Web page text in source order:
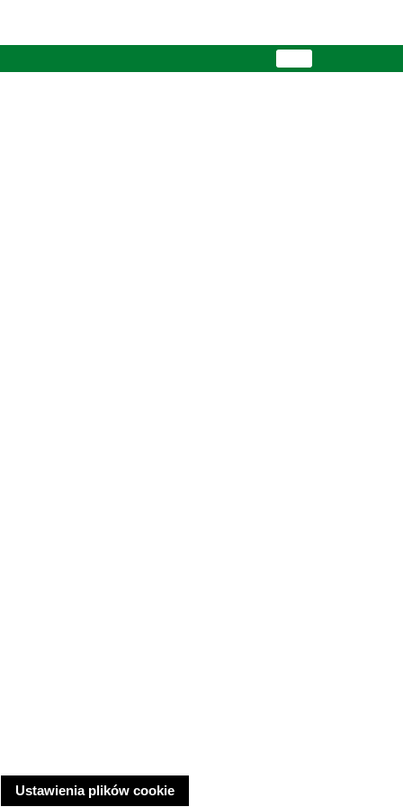
Ustawienia plików cookie